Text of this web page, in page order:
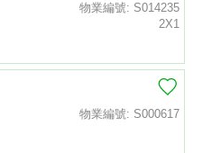
物業編號: S014235
2X1
物業編號: S000617